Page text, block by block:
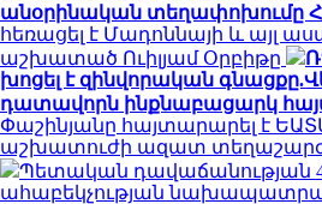
անօրինական տեղափոխումը
հեռացել է Մադոննայի և այլ
աշխատած Ուիլյամ Օրբիթը
խոցել է զինվորական
դատավորն ինքնաբացարկ
Փաշինյանը հայտարարել է
աշխատուժի ազատ
Պետական դավաճանության 4,
ահաբեկչության